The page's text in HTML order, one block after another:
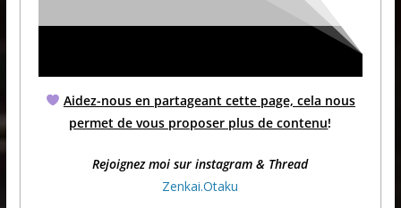
Aidez-nous en partageant cette page, cela nous
permet de vous proposer plus de contenu!
Rejoignez moi sur instagram & Thread
Zenkai.Otaku